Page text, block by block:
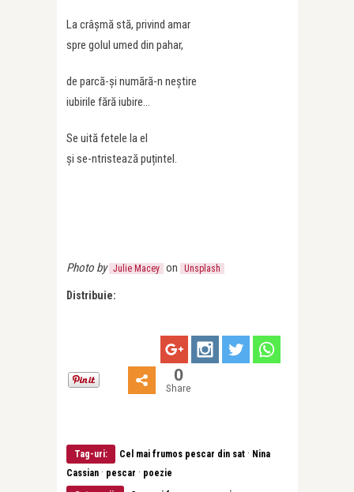
La crâșmă stă, privind amar
spre golul umed din pahar,
de parcă-și numără-n neștire
iubirile fără iubire…
Se uită fetele la el
și se-ntristează puțintel.
Photo by Julie Macey on Unsplash
Distribuie:
0
Share
Tag-uri: Cel mai frumos pescar din sat · Nina
Cassian · pescar · poezie